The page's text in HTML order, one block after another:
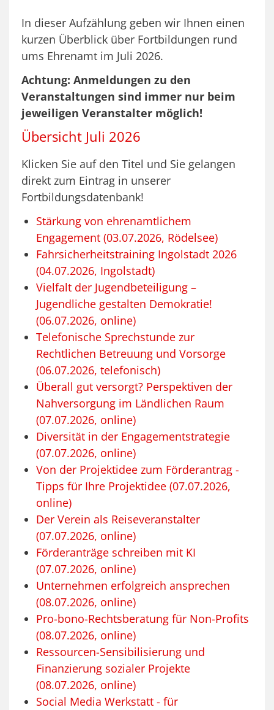
In dieser Aufzählung geben wir Ihnen einen
kurzen Überblick über Fortbildungen rund
ums Ehrenamt im Juli 2026.
Achtung: Anmeldungen zu den
Veranstaltungen sind immer nur beim
jeweiligen Veranstalter möglich!
Übersicht Juli 2026
Klicken Sie auf den Titel und Sie gelangen
direkt zum Eintrag in unserer
Fortbildungsdatenbank!
Stärkung von ehrenamtlichem
Engagement (03.07.2026, Rödelsee)
Fahrsicherheitstraining Ingolstadt 2026
(04.07.2026, Ingolstadt)
Vielfalt der Jugendbeteiligung –
Jugendliche gestalten Demokratie!
(06.07.2026, online)
Telefonische Sprechstunde zur
Rechtlichen Betreuung und Vorsorge
(06.07.2026, telefonisch)
Überall gut versorgt? Perspektiven der
Nahversorgung im Ländlichen Raum
(07.07.2026, online)
Diversität in der Engagementstrategie
(07.07.2026, online)
Von der Projektidee zum Förderantrag -
Tipps für Ihre Projektidee (07.07.2026,
online)
Der Verein als Reiseveranstalter
(07.07.2026, online)
Förderanträge schreiben mit KI
(07.07.2026, online)
Unternehmen erfolgreich ansprechen
(08.07.2026, online)
Pro-bono-Rechtsberatung für Non-Profits
(08.07.2026, online)
Ressourcen-Sensibilisierung und
Finanzierung sozialer Projekte
(08.07.2026, online)
Social Media Werkstatt - für